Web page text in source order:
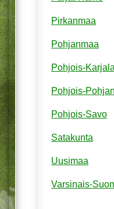
Pirkanmaa
Pohjanmaa
Pohjois-Karjala
Pohjois-
Pohjois-Savo
Satakunta
Uusimaa
Varsinais-